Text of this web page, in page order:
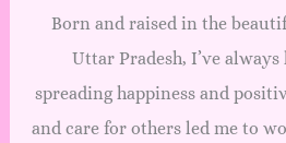
Born and raised in the
Uttar Pradesh, I’ve always
spreading happiness and
and care for others led me to